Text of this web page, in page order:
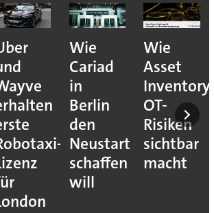
Wie
Cariad
in
Berlin
den
Neustart
schaffen
will
Wie
Asset
Inventory
OT-
Risiken
sichtbar
macht